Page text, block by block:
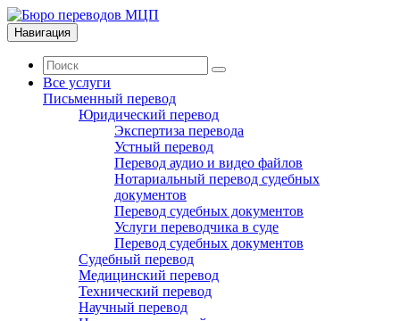
Навигация
Все услуги
Письменный перевод
Юридический перевод
Экспертиза перевода
Устный перевод
Перевод аудио и видео файлов
Нотариальный перевод судебных
документов
Перевод судебных документов
Услуги переводчика в суде
Перевод судебных документов
Судебный перевод
Медицинский перевод
Технический перевод
Научный перевод